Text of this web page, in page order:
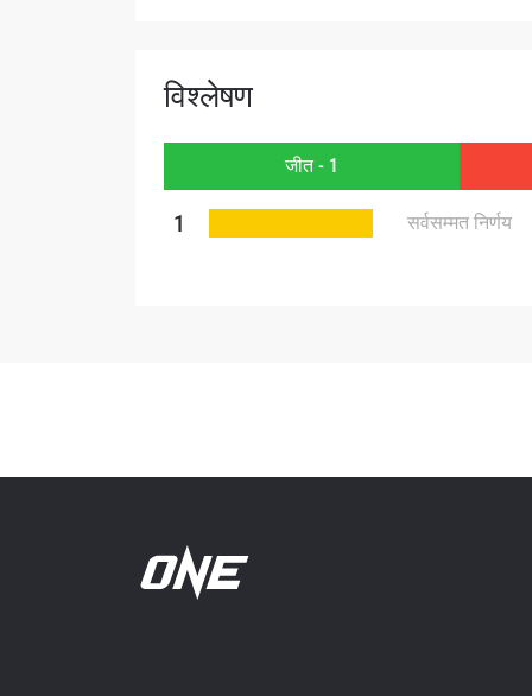
विश्लेषण
जीत - 1
1 सर्वसम्मत निर्णय